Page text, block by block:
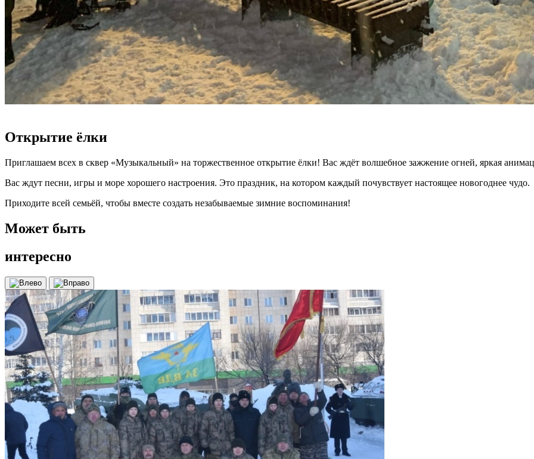
Открытие ёлки
Приглашаем всех в сквер «Музыкальный» на торжественное открытие ёлки! Вас ждёт волшебное зажжение огней, яркая
Вас ждут песни, игры и море хорошего настроения. Это праздник, на котором каждый почувствует настоящее новогоднее чудо.
Приходите всей семьёй, чтобы вместе создать незабываемые зимние воспоминания!
Может быть
интересно